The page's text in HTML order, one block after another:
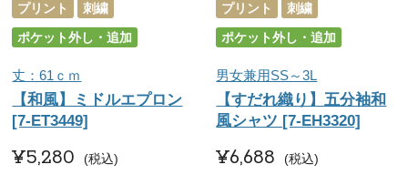
プリント
刺繍
ポケット外し・追加
丈：61ｃｍ
【和風】ミドルエプロン
[7-ET3449]
¥5,280 税込
プリント
刺繍
ポケット外し・追加
男女兼用SS～3L
【すだれ織り】五分袖和
風シャツ [7-EH3320]
¥6,688 税込